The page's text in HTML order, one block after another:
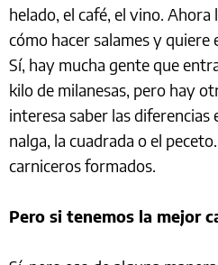
helado, el café, el vino.
cómo hacer salames y
Sí, hay mucha gente que
kilo de milanesas, pero hay
interesa saber las diferencias
nalga, la cuadrada o el
carniceros formados.
Pero si tenemos la mejor